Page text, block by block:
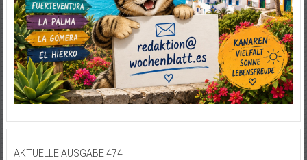
AKTUELLE AUSGABE 474